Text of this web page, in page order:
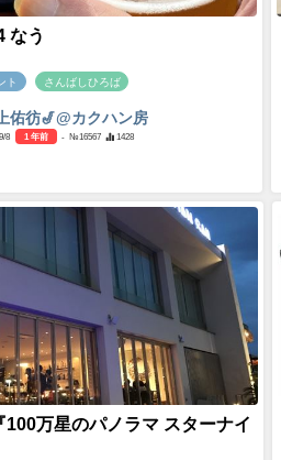
なう
ト さんばしひろば
佑彷🎷@カクハン房
8 1 年前 - №16567 1428
万星のパノラマ スターナイ